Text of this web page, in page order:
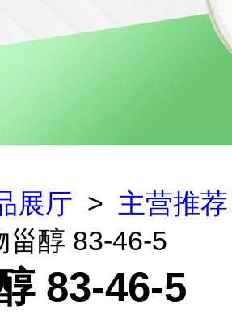
展厅 > 主营推荐
甾醇 83-46-5
83-46-5